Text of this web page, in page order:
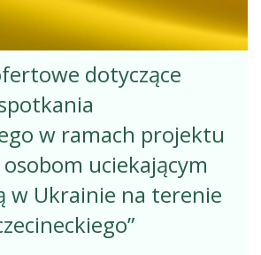
dotyczące
w ramach projektu
uciekającym
w Ukrainie na terenie